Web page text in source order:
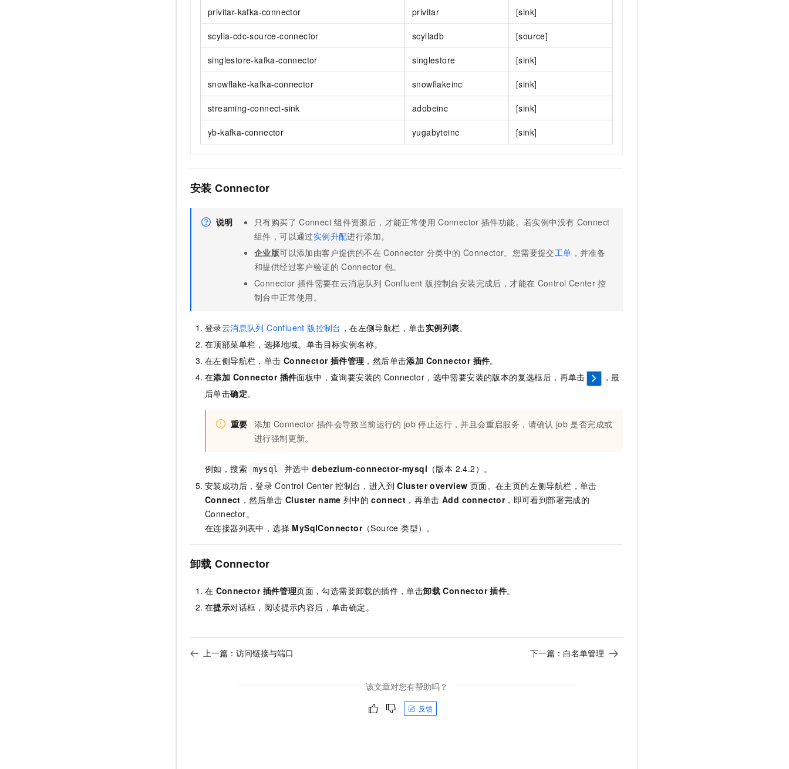
privitar-kafka-connector privitar [sink]
scylla-cdc-source-connector scylladb [source]
singlestore-kafka-connector singlestore [sink]
snowflake-kafka-connector snowflakeinc [sink]
streaming-connect-sink adobeinc [sink]
yb-kafka-connector yugabyteinc [sink]
安装 Connector
说明 只有购买了 Connect 组件资源后，才能正常使用 Connector 插件功能。若实例中没有 Connect
组件，可以通过实例升配进行添加。
企业版可以添加由客户提供的不在 Connector 分类中的 Connector。您需要提交工单 ，并准备
和提供经过客户验证的 Connector 包。
Connector 插件需要在云消息队列 Confluent 版控制台安装完成后，才能在 Control Center 控
制台中正常使用。
登录云消息队列 Confluent 版控制台 ，在左侧导航栏，单击实例列表。
在顶部菜单栏，选择地域。单击目标实例名称。
在左侧导航栏，单击 Connector 插件管理 ，然后单击添加 Connector 插件。
在添加 Connector 插件面板中，查询要安装的 Connector，选中需要安装的版本的复选框后，再单击
，最
后单击确定。
重要 添加 Connector 插件会导致当前运行的 job 停止运行，并且会重启服务，请确认 job 是否完成或
进行强制更新。
例如，搜索 mysql 并选中debezium-connector-mysql （版本 2.4.2）。
安装成功后，登录 Control Center 控制台，进入到 Cluster overview 页面。在主页的左侧导航栏，单击
Connect ，然后单击 Cluster name 列中的 connect ，再单击 Add connector，即可看到部署完成的
Connector。
在连接器列表中，选择 MySqlConnector（Source 类型）。
卸载 Connector
在 Connector 插件管理页面，勾选需要卸载的插件，单击卸载 Connector 插件。
在提示对话框，阅读提示内容后，单击确定。
上一篇： 访问链接与端口 下一篇： 白名单管理
该文章对您有帮助吗？
反馈